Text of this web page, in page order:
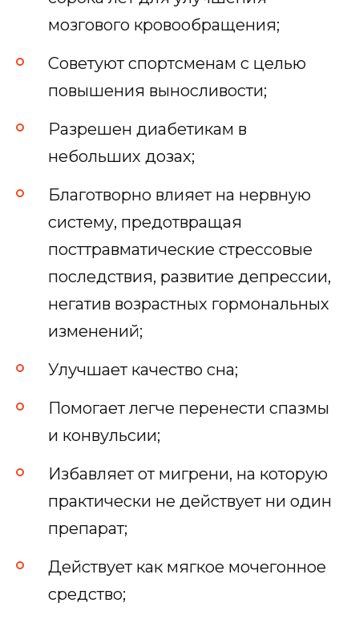
мозгового кровообращения;
Советуют спортсменам с целью
повышения выносливости;
Разрешен диабетикам в
небольших дозах;
Благотворно влияет на нервную
систему, предотвращая
посттравматические стрессовые
последствия, развитие депрессии,
негатив возрастных гормональных
изменений;
Улучшает качество сна;
Помогает легче перенести спазмы
и конвульсии;
Избавляет от мигрени, на которую
практически не действует ни один
препарат;
Действует как мягкое мочегонное
средство;